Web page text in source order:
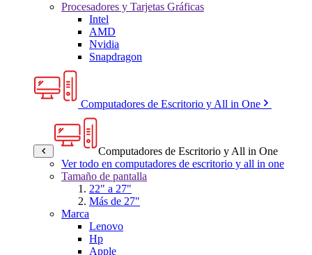
Procesadores y Tarjetas Gráficas
Intel
AMD
Nvidia
Snapdragon
Computadores de Escritorio y All in One
Computadores de Escritorio y All in One
Ver todo en computadores de escritorio y all in one
Tamaño de pantalla
22" a 27"
Más de 27"
Marca
Lenovo
Hp
Apple